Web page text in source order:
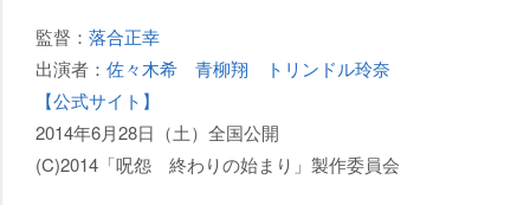
監督： 落合正幸
出演者： 佐々木希 青柳翔
トリンドル玲奈
【公式サイト】
2014年6月28日（土）全国公開
(C)2014「呪怨 終わりの始まり」製作委員会